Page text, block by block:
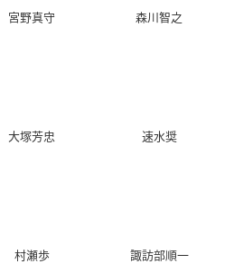
宮野真守 森川智之
大塚芳忠 速水奨
村瀬歩 諏訪部順一